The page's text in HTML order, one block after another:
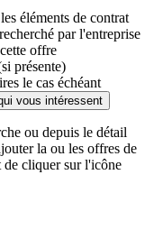
éléments de contrat
par l'entreprise
offre
présente)
le cas échéant
vous intéressent
ou depuis le détail
la ou les offres de
cliquer sur l'icône